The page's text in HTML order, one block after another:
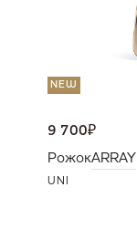
NEW
9 700₽
РожокARRAY
UNI